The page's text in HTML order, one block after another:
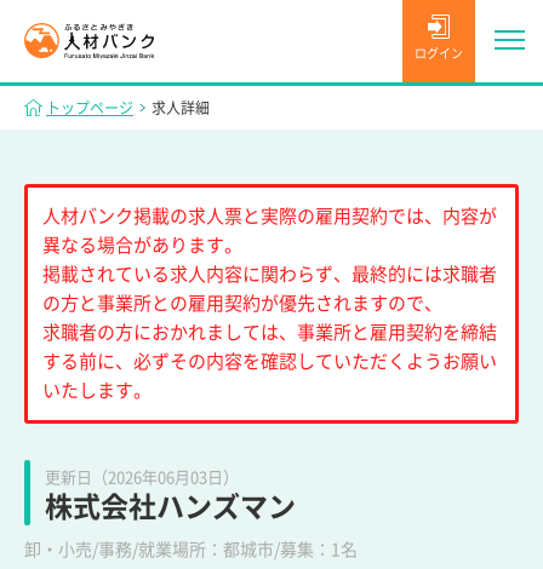
ログイン
トップページ 求人詳細
人材バンク掲載の求人票と実際の雇用契約では、内容が
異なる場合があります。
掲載されている求人内容に関わらず、最終的には求職者
の方と事業所との雇用契約が優先されますので、
求職者の方におかれましては、事業所と雇用契約を締結
する前に、必ずその内容を確認していただくようお願い
いたします。
更新日（2026年06月03日）
株式会社ハンズマン
卸・小売/事務/就業場所：都城市/募集：1名